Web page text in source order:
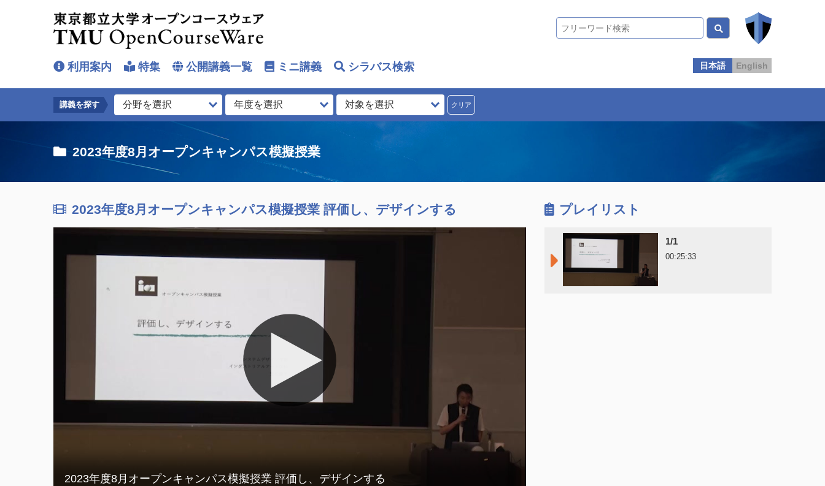
利用案内 特集 公開講義一覧 ミニ講義 シラバス検索 日本語 English
講義を探す
2023年度8月オープンキャンパス模擬授業
2023年度8月オープンキャンパス模擬授業 評価し、デザインする プレイリスト
1/1
00:25:33